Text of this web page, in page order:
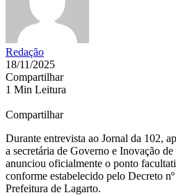
Redação
18/11/2025
Compartilhar
1 Min Leitura
Compartilhar
Durante entrevista ao Jornal da 102,
a secretária de Governo e Inovação
anunciou oficialmente o ponto
conforme estabelecido pelo Decreto
Prefeitura de Lagarto.